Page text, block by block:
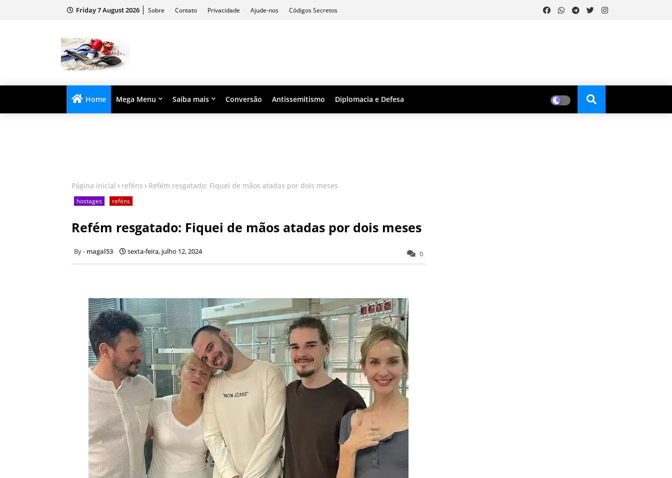
Friday 7 August 2026 Sobre Contato Privacidade Ajude-nos Códigos Secretos
Home Mega Menu Saiba mais Conversão Antissemitismo Diplomacia e Defesa
Página inicial reféns Refém resgatado: Fiquei de mãos atadas por dois meses
hostages reféns
Refém resgatado: Fiquei de mãos atadas por dois meses
magal53 sexta-feira, julho 12, 2024 0